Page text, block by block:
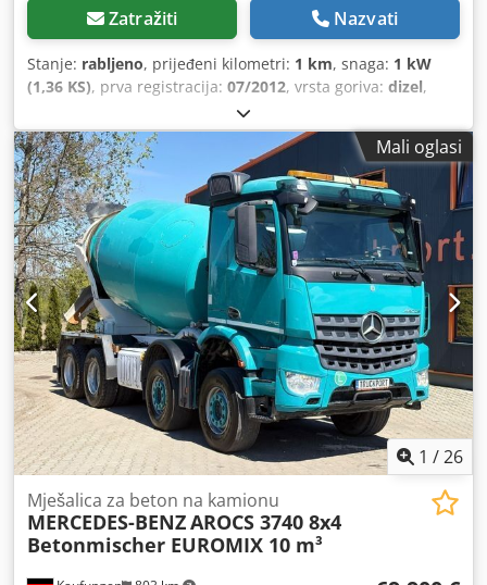
Zatražiti Nazvati
Stanje: rabljeno, prijeđeni kilometri: 1 km, snaga: 1 kW
(1,36 KS), prva registracija: 07/2012, vrsta goriva: dizel,
, konfiguracija osovina:
sljedeći pregled (TÜV):08/2028, boja:zelen, vrsta
prijenosa:mehanički , emisijska klasa: Euro 5, Godina
proizvodnje:2012 , Oprema:ABS, klima uređaj,
Mali oglasi
1 /26
Mješalica za beton na kamionu
MERCEDES-BENZAROCS 3740 8x4
Betonmischer EUROMIX 10 m³